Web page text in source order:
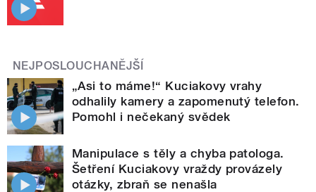
NEJPOSLOUCHANĚJŠÍ
„Asi to máme!“ Kuciakovy vrahy
odhalily kamery a zapomenutý telefon.
Pomohl i nečekaný svědek
Manipulace s těly a chyba patologa.
Šetření Kuciakovy vraždy provázely
otázky, zbraň se nenašla